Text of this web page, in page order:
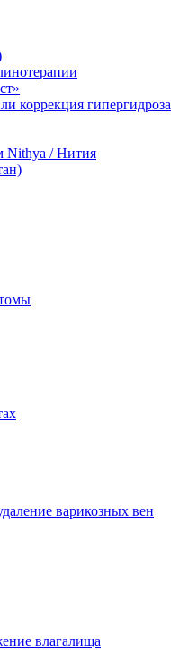
коррекция гипергидроза
Nithya / Нития
варикозных вен
влагалища